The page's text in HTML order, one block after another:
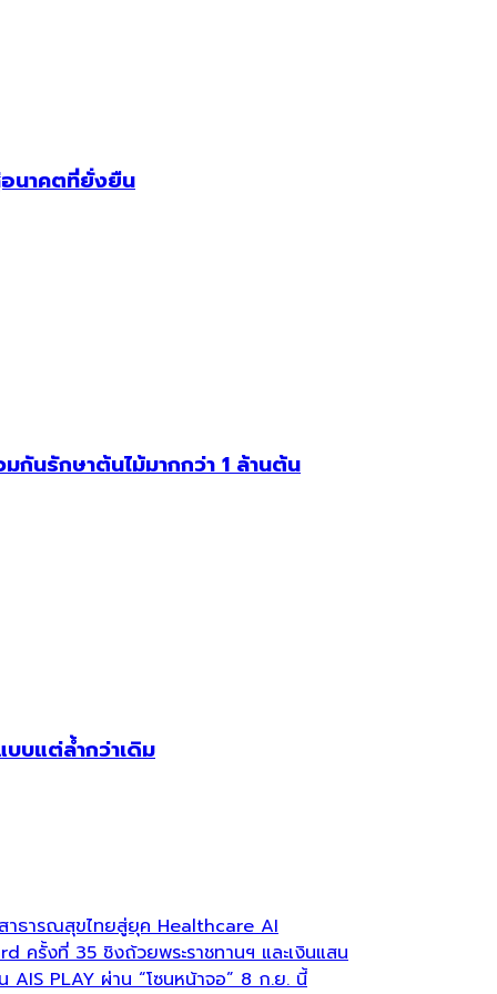
อนาคตที่ยั่งยืน
กันรักษาต้นไม้มากกว่า 1 ล้านต้น
บแต่ล้ำกว่าเดิม
าธารณสุขไทยสู่ยุค Healthcare AI
ครั้งที่ 35 ชิงถ้วยพระราชทานฯ และเงินแสน
AIS PLAY ผ่าน “โซนหน้าจอ” 8 ก.ย. นี้